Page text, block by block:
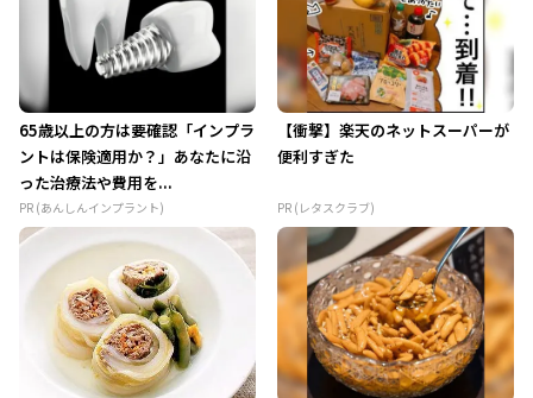
65歳以上の方は要確認「インプラ
ントは保険適用か？」あなたに沿
った治療法や費用を...
PR (あんしんインプラント)
【衝撃】楽天のネットスーパーが
便利すぎた
PR (レタスクラブ)